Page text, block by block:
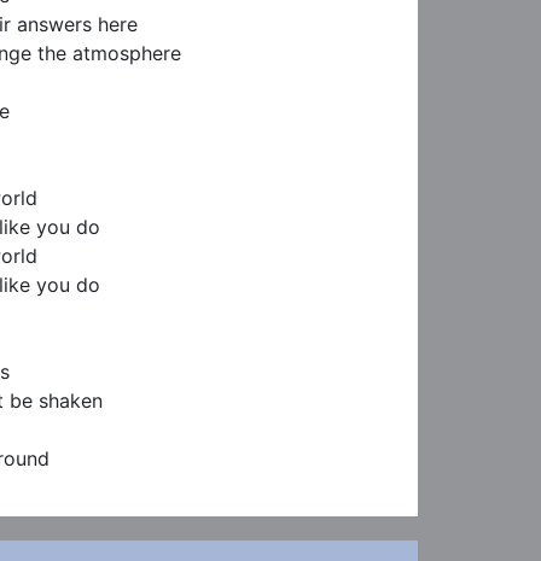
answers here
the atmosphere
you do
you do
be shaken